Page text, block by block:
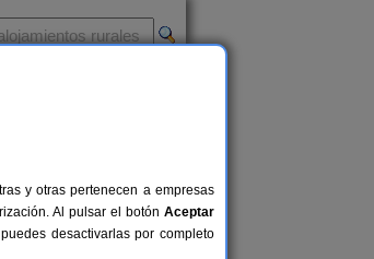
y otras pertenecen a empresas
Al pulsar el botón Aceptar
desactivarlas por completo